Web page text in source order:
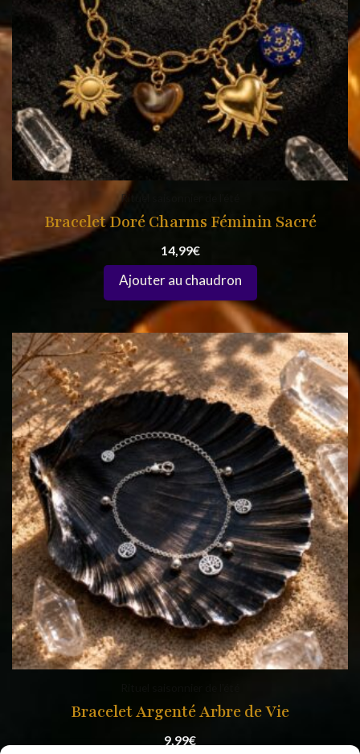
Rituel saisonnier de l'été
Bracelet Doré Charms Féminin Sacré
14,99€
Bracelet Argenté Arbre de Vie
9,99€